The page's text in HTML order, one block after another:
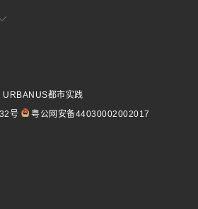
都市实践
号
粤公网安备44030002002017